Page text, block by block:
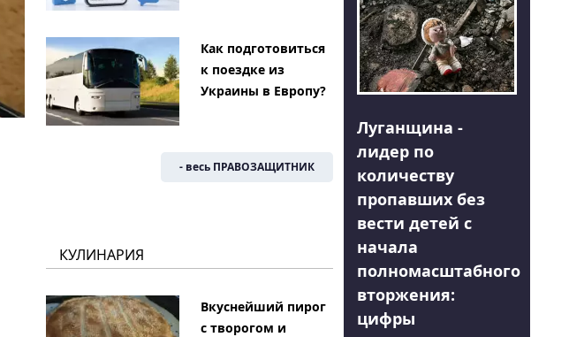
Как подготовиться
к поездке из
Украины в Европу?
- весь ПРАВОЗАЩИТНИК
КУЛИНАРИЯ
Вкуснейший пирог
с творогом и
Луганщина -
лидер по
количеству
пропавших без
вести детей с
начала
полномасштабного
вторжения:
цифры